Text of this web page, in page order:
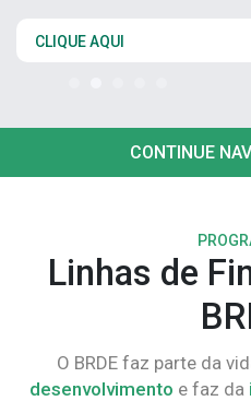
CLIQUE AQUI
CONTINUE
Linhas de
O BRDE faz parte da
desenvolvimento e faz da